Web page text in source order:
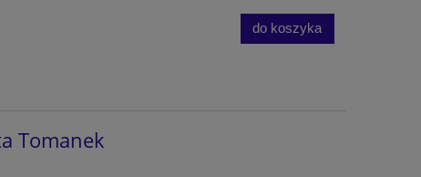
do koszyka
Tomanek